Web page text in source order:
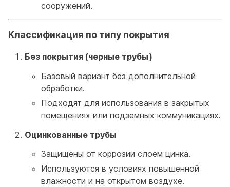
сооружений.
Классификация по типу покрытия
Без покрытия (черные трубы)
Базовый вариант без дополнительной
обработки.
Подходят для использования в закрытых
помещениях или подземных коммуникациях.
Оцинкованные трубы
Защищены от коррозии слоем цинка.
Используются в условиях повышенной
влажности и на открытом воздухе.